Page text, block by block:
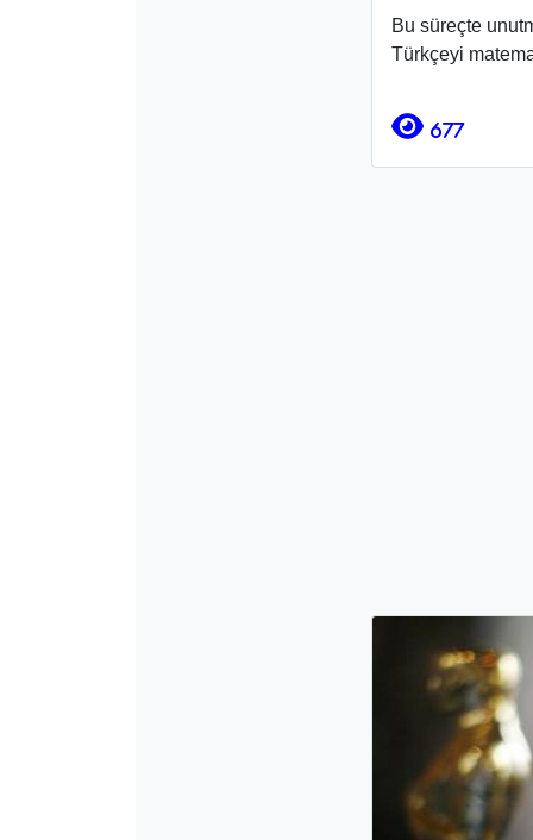
Bu süreçte
Türkçeyi
677